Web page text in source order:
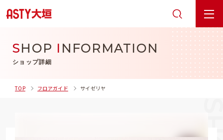
SHOP I NFORMATION
ショップ詳細
TOP フロアガイド サイゼリヤ